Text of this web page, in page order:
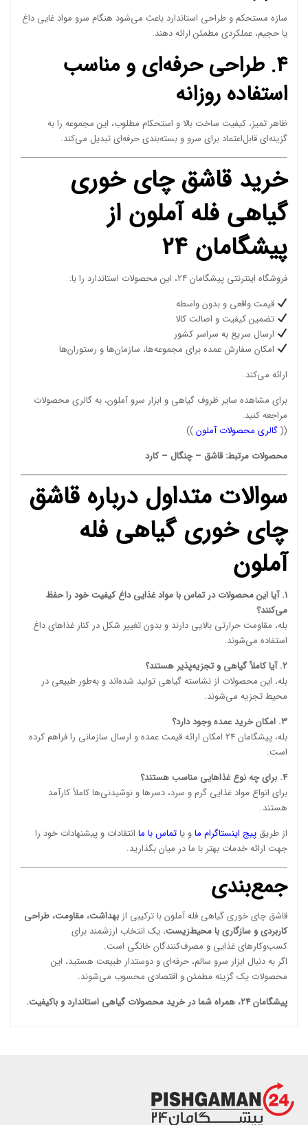
سازه مستحکم و طراحی استاندارد باعث می‌شود هنگام سرو مواد غایی داغ
یا حجیم، عملکردی مطمئن ارائه دهند.
۴. طراحی حرفه‌ای و مناسب
استفاده روزانه
ظاهر تمیز، کیفیت ساخت بالا و استحکام مطلوب، این مجموعه را به
گزینه‌ای قابل‌اعتماد برای سرو و بسته‌بندی حرفه‌ای تبدیل می‌کند.
خرید قاشق چای خوری
گیاهی فله آملون از
پیشگامان 24
فروشگاه اینترنتی پیشگامان 24، این محصولات استاندارد را با:
قیمت واقعی و بدون واسطه
تضمین کیفیت و اصالت کالا
ارسال سریع به سراسر کشور
امکان سفارش عمده برای مجموعه‌ها، سازمان‌ها و رستوران‌ها
ارائه می‌کند.
برای مشاهده سایر ظروف گیاهی و ابزار سرو آملون، به گالری محصولات
مراجعه کنید.
((گالری محصولات آملون))
محصولات مرتبط:قاشق –چنگال –کارد
سوالات متداول درباره قاشق
چای خوری گیاهی فله
آملون
1. آیا این محصولات در تماس با مواد غذایی داغ کیفیت خود را حفظ
می‌کنند؟
بله، مقاومت حرارتی بالایی دارند و بدون تغییر شکل در کنار غذاهای داغ
استفاده می‌شوند.
2. آیا کاملاً گیاهی و تجزیه‌پذیر هستند؟
بله، این محصولات از نشاسته گیاهی تولید شده‌اند و به‌طور طبیعی در
محیط تجزیه می‌شوند.
3. امکان خرید عمده وجود دارد؟
بله، پیشگامان 24 امکان ارائه قیمت عمده و ارسال سازمانی را فراهم کرده
است.
4. برای چه نوع غذاهایی مناسب هستند؟
برای انواع مواد غذایی گرم و سرد، دسرها و نوشیدنی‌ها کاملاً کارآمد
هستند.
از طریق پیج اینستاگرام ماو یاتماس با ما انتقادات و پیشنهادات خود را
جهت ارائه خدمات بهتر با ما در میان بگذارید.
جمع‌بندی
قاشق چای خوری گیاهی فله آملون با ترکیبی از بهداشت، مقاومت، طراحی
کاربردی و سازگاری با محیط‌زیست، یک انتخاب ارزشمند برای
کسب‌وکارهای غذایی و مصرف‌کنندگان خانگی است.
اگر به دنبال ابزار سرو سالم، حرفه‌ای و دوستدار طبیعت هستید، این
محصولات یک گزینه مطمئن و اقتصادی محسوب می‌شوند.
پیشگامان 24، همراه شما در خرید محصولات گیاهی استاندارد و باکیفیت.